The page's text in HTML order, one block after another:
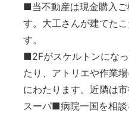
■当不動産は現金購入
す。大工さんが建てた
す。
■2Fがスケルトンにな
たり、アトリエや作業
にわたります。近隣は
スーパ■病院一国を相